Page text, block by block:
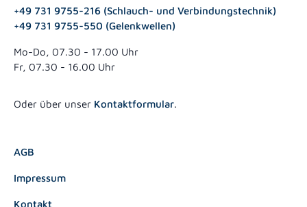
+49 731 9755-216 (Schlauch- und Verbindungstechnik)
+49 731 9755-550 (Gelenkwellen)
Mo-Do, 07.30 - 17.00 Uhr
Fr, 07.30 - 16.00 Uhr
Oder über unser Kontaktformular.
AGB
Impressum
Kontakt